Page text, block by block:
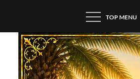
content
TOP MENU